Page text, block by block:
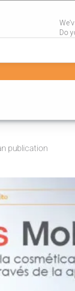
Do
publication